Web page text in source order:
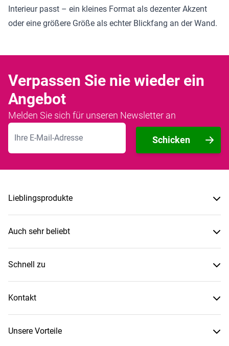
Interieur passt – ein kleines Format als dezenter Akzent
oder eine größere Größe als echter Blickfang an der Wand.
Verpassen Sie nie wieder ein
Angebot
Melden Sie sich für unseren Newsletter an
E-Mailadresse
Schicken
Lieblingsprodukte
Auch sehr beliebt
Schnell zu
Kontakt
Unsere Vorteile